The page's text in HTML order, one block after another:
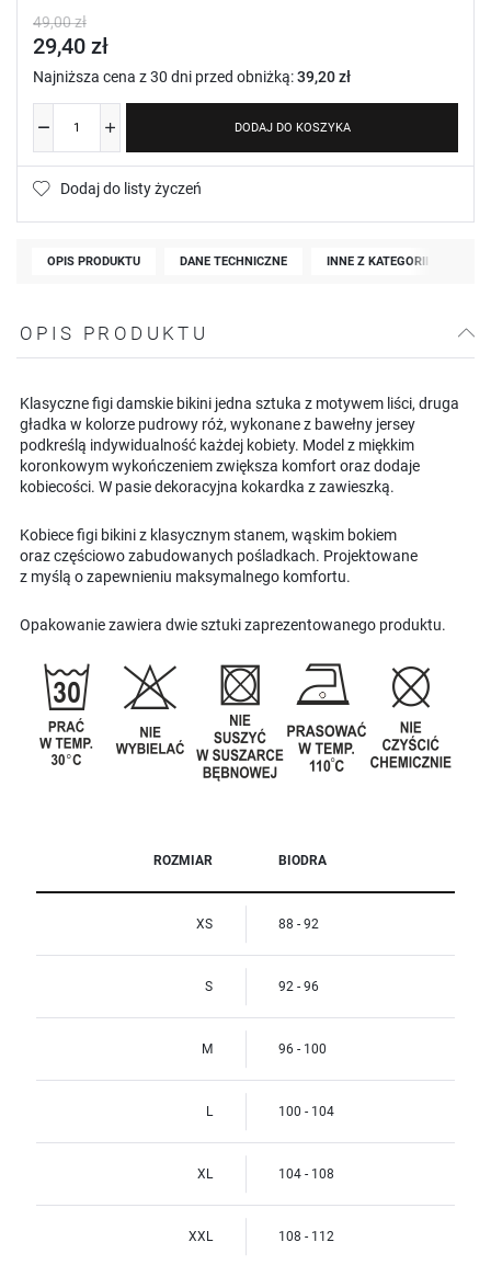
49,00 zł
29,40 zł
Najniższa cena z 30 dni przed obniżką:39,20 zł
DODAJ DO KOSZYKA
Dodaj do listy życzeń
OPIS PRODUKTU DANE TECHNICZNE INNE Z KATEGORII
OPIS PRODUKTU
Klasyczne figi damskie bikini jedna sztuka z motywem liści, druga
gładka w kolorze pudrowy róż, wykonane z bawełny jersey
podkreślą indywidualność każdej kobiety. Model z miękkim
koronkowym wykończeniem zwiększa komfort oraz dodaje
kobiecości. W pasie dekoracyjna kokardka z zawieszką.
Kobiece figi bikini z klasycznym stanem, wąskim bokiem
oraz częściowo zabudowanych pośladkach. Projektowane
z myślą o zapewnieniu maksymalnego komfortu.
Opakowanie zawiera dwie sztuki zaprezentowanego produktu.
ROZMIAR BIODRA
XS 88 - 92
S 92 - 96
M 96 - 100
L 100 - 104
XL 104 - 108
XXL 108 - 112